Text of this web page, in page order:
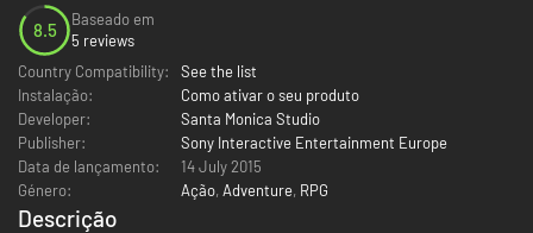
8.5
Baseado em
5 reviews
Country Compatibility:
See the list
Instalação:
Como ativar o seu produto
Developer:
Santa Monica Studio
Publisher:
Sony Interactive Entertainment Europe
Data de lançamento:
14 July 2015
Género:
Ação, Adventure, RPG
Descrição